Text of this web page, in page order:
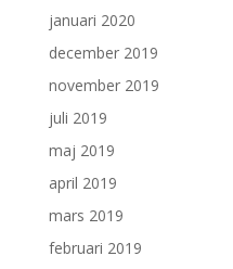
januari 2020
december 2019
november 2019
juli 2019
maj 2019
april 2019
mars 2019
februari 2019